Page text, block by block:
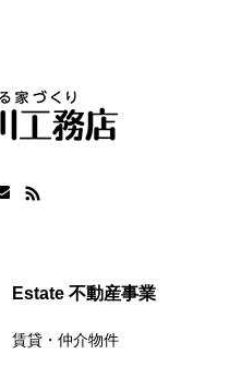
Estate 不動産事業
賃貸・仲介物件